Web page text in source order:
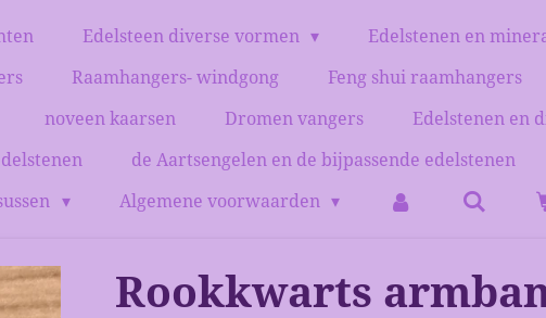
Edelsteen diverse vormen
Edelstenen en
Raamhangers- windgong
Feng shui raamhangers
noveen kaarsen Dromen vangers
Edelstenen en
de Aartsengelen en de bijpassende edelstenen
Algemene voorwaarden
Rookkwarts